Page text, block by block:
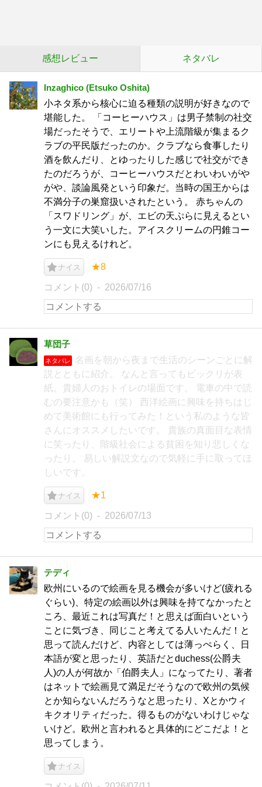
感想レビュー ネタバレ
Inzaghico (Etsuko Oshita)
小ネタ系から核心に迫る種類の説明が好きなので
堪能した。 「コーヒーハウス」は男子禁制の社交
場だったそうで、エリートや上流階級が集まるク
ラブの平民版だったのか。クラブなら食事したり
酒を飲んだり、とゆったりした感じで社交ができ
たのだろうが、コーヒーハウスだとわいわいがや
がや、談論風発という印象だ。当時の国王からは
不満分子の巣窟扱いされたという。 赤ちゃんの
「スワドリング」が、エビの天ぷらに見えるとい
う一文に大笑いした。アイスクリームの円錐コー
ンにも見えるけれど。
ナイス ★8
コメント(0) 2026/07/16
草団子
ネタバレ
名画を朝から夜まで生活のシーンごとに解
説とともに紹介。 なんと言ってもビックリが表
紙。貴婦人のおトイレの場面です。 電車の中で読
むの要注意かも（笑） 西洋絵画に興味を持ちはじ
めて美術館にも行ってみた！という私のような皆
さんにオススメしたいです。 貴族の真面目な表情
に笑ったり、階級社会による貧困を知り悲しくな
ったり。 易しい解説文なので気軽に手に取ってほ
しいです。
ナイス ★1
コメント(0) 2026/07/13
テディ
欧州にいるので絵画を見る機会が多いけど(疲れる
ぐらい)、特定の絵画以外は興味を持てなかったと
ころ、最近これは写真だ！と思えば面白いという
ことに気づき、同じこと考えてる人いたんだ！と
思って読んだけど、内容としては薄っぺらく、日
本語が変と思ったり、英語だとduchess(公爵夫
人)の人が何故か「伯爵夫人」になってたり、著者
はネットで絵画見て満足だそうなので欧州の気候
とか知らないんだろうなと思ったり、Xとかウィ
キクオリティだった。得るものがないわけじゃな
いけど。欧州と言われると具体的にどこだよ！と
思ってしまう。
ナイス